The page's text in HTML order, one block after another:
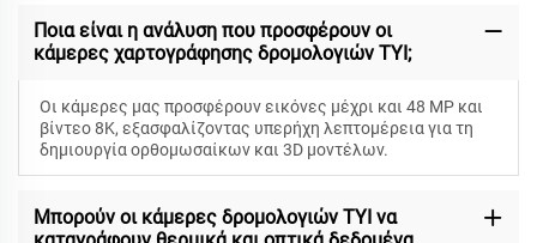
Ποια είναι η ανάλυση που προσφέρουν οι
κάμερες χαρτογράφησης δρομολογιών TYI;
Οι κάμερες μας προσφέρουν εικόνες μέχρι και 48 MP και
βίντεο 8K, εξασφαλίζοντας υπερήχη λεπτομέρεια για τη
δημιουργία ορθομωσαίκων και 3D μοντέλων.
Μπορούν οι κάμερες δρομολογιών TYI να